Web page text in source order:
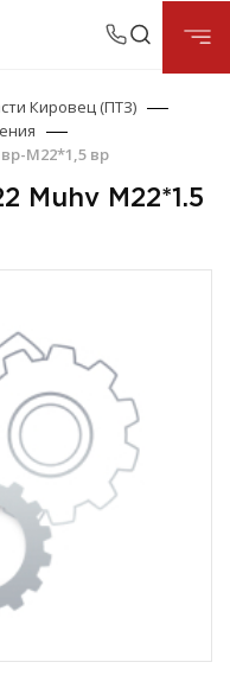
Кировец (ПТЗ)
вр-М22*1,5 вр
Muhv M22*1.5